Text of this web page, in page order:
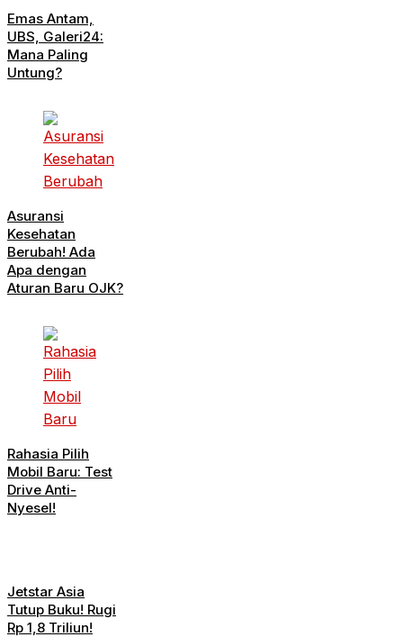
Emas Antam,
UBS, Galeri24:
Mana Paling
Untung?
Asuransi
Kesehatan
Berubah! Ada
Apa dengan
Aturan Baru OJK?
Rahasia Pilih
Mobil Baru: Test
Drive Anti-
Nyesel!
Jetstar Asia
Tutup Buku! Rugi
Rp 1,8 Triliun!